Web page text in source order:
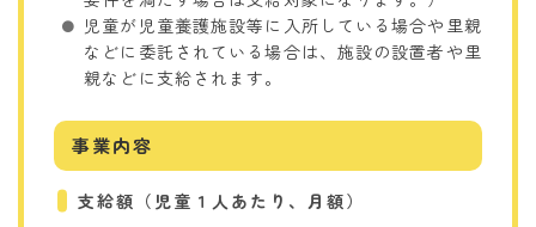
児童が児童養護施設等に入所している場合や里親
などに委託されている場合は、施設の設置者や里
親などに支給されます。
事業内容
支給額（児童１人あたり、月額）